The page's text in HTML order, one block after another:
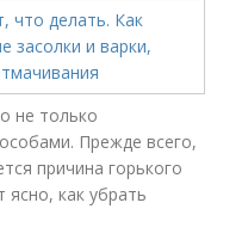
не только
Прежде всего,
причина горького
ясно, как убрать